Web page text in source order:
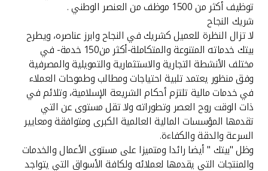
توظيف أكثر من 1500 موظف من العنصر الوطني .
شريك النجاح
لا تزال النظرة للعميل كشريك في النجاح وابرز عناصره، ويطرح
بيتك خدماته المتنوعة والمتكاملة-أكثر من150 خدمة- في
مختلف الأنشطة التجارية والاستثمارية والتمويلية والمصرفية
وفق منظور يعتمد تلبية احتياجات ومطالب وطموحات العملاء
في خدمات مالية تلتزم أحكام الشريعة الإسلامية، وتلائم في
ذات الوقت روح العصر وتطوراته ولا تقل مستوى عن التي
تقدمها المؤسسات المالية العالمية الكبرى ومتوافقة ومعايير
السرعة والدقة والكفاءة.
وظل "بيتك " أيضا رائدا ومتميزا على مستوى الأعمال والخدمات
والمنتجات التي يقدمها لعملائه ولكافة الأسواق التي يتواجد